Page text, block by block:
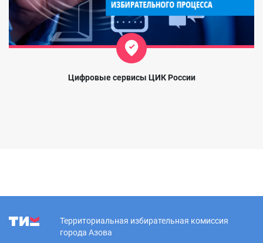
Цифровые сервисы ЦИК России
Территориальная избирательная комиссия
города Азова